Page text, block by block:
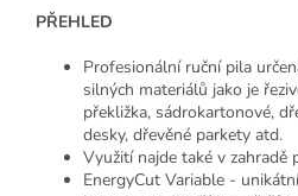
PŘEHLED
Profesionální ruční pila
silných materiálů jako je
překližka, sádrokartonové,
desky, dřevěné parkety atd.
Využití najde také v zahradě
EnergyCut Variable -